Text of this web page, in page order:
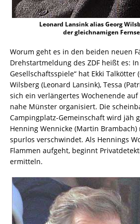
Leonard Lansink alias Georg
der gleichnamigen
Worum geht es in den beiden neuen
Drehstartmeldung des ZDF heißt es:
Gesellschaftsspiele“ hat Ekki Talkötter
Wilsberg (Leonard Lansink), Tessa
sich ein verlängertes Wochenende
nahe Münster organisiert. Die
Campingplatz-Gemeinschaft wird jäh
Henning Wennicke (Martin
spurlos verschwindet. Als Hennings
Flammen aufgeht, beginnt
ermitteln.